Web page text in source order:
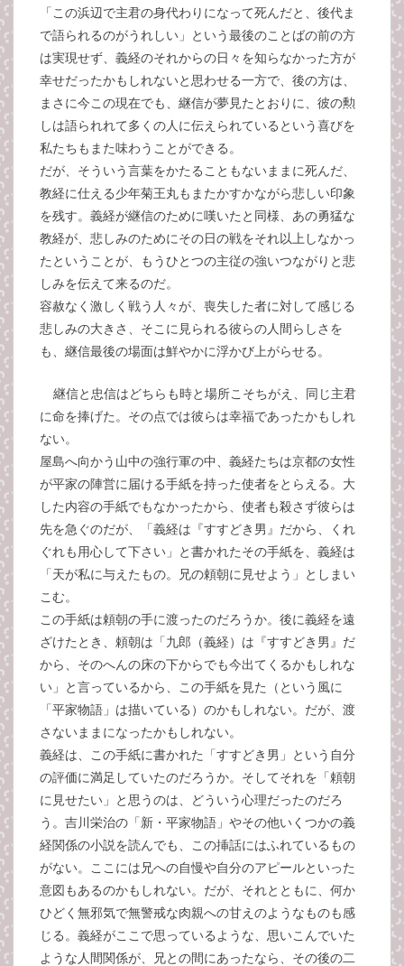
「この浜辺で主君の身代わりになって死んだと、後代ま
で語られるのがうれしい」という最後のことばの前の方
は実現せず、義経のそれからの日々を知らなかった方が
幸せだったかもしれないと思わせる一方で、後の方は、
まさに今この現在でも、継信が夢見たとおりに、彼の勲
しは語られれて多くの人に伝えられているという喜びを
私たちもまた味わうことができる。
だが、そういう言葉をかたることもないままに死んだ、
教経に仕える少年菊王丸もまたかすかながら悲しい印象
を残す。義経が継信のために嘆いたと同様、あの勇猛な
教経が、悲しみのためにその日の戦をそれ以上しなかっ
たということが、もうひとつの主従の強いつながりと悲
しみを伝えて来るのだ。
容赦なく激しく戦う人々が、喪失した者に対して感じる
悲しみの大きさ、そこに見られる彼らの人間らしさを
も、継信最後の場面は鮮やかに浮かび上がらせる。
継信と忠信はどちらも時と場所こそちがえ、同じ主君
に命を捧げた。その点では彼らは幸福であったかもしれ
ない。
屋島へ向かう山中の強行軍の中、義経たちは京都の女性
が平家の陣営に届ける手紙を持った使者をとらえる。大
した内容の手紙でもなかったから、使者も殺さず彼らは
先を急ぐのだが、「義経は『すすどき男』だから、くれ
ぐれも用心して下さい」と書かれたその手紙を、義経は
「天が私に与えたもの。兄の頼朝に見せよう」としまい
こむ。
この手紙は頼朝の手に渡ったのだろうか。後に義経を遠
ざけたとき、頼朝は「九郎（義経）は『すすどき男』だ
から、そのへんの床の下からでも今出てくるかもしれな
い」と言っているから、この手紙を見た（という風に
「平家物語」は描いている）のかもしれない。だが、渡
さないままになったかもしれない。
義経は、この手紙に書かれた「すすどき男」という自分
の評価に満足していたのだろうか。そしてそれを「頼朝
に見せたい」と思うのは、どういう心理だったのだろ
う。吉川栄治の「新・平家物語」やその他いくつかの義
経関係の小説を読んでも、この挿話にはふれているもの
がない。ここには兄への自慢や自分のアピールといった
意図もあるのかもしれない。だが、それとともに、何か
ひどく無邪気で無警戒な肉親への甘えのようなものも感
じる。義経がここで思っているような、思いこんでいた
ような人間関係が、兄との間にあったなら、その後の二